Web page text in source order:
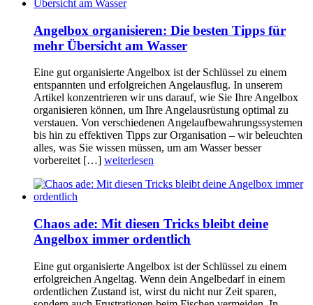
Angelbox organisieren: Die besten Tipps für
mehr Übersicht am Wasser
Eine gut organisierte Angelbox ist der Schlüssel zu einem
entspannten und erfolgreichen Angelausflug. In unserem
Artikel konzentrieren wir uns darauf, wie Sie Ihre Angelbox
organisieren können, um Ihre Angelausrüstung optimal zu
verstauen. Von verschiedenen Angelaufbewahrungssystemen
bis hin zu effektiven Tipps zur Organisation – wir beleuchten
alles, was Sie wissen müssen, um am Wasser besser
vorbereitet […] weiterlesen
Chaos ade: Mit diesen Tricks bleibt deine
Angelbox immer ordentlich
Eine gut organisierte Angelbox ist der Schlüssel zu einem
erfolgreichen Angeltag. Wenn dein Angelbedarf in einem
ordentlichen Zustand ist, wirst du nicht nur Zeit sparen,